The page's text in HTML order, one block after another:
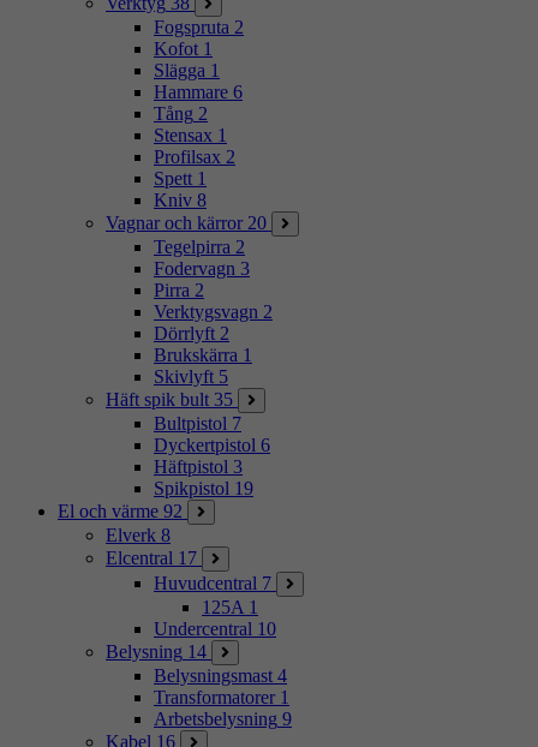
Fogspruta 2
Kofot 1
Slägga 1
Hammare 6
Tång 2
Stensax 1
Profilsax 2
Spett 1
Kniv 8
Vagnar och kärror 20
Tegelpirra 2
Fodervagn 3
Pirra 2
Verktygsvagn 2
Dörrlyft 2
Brukskärra 1
Skivlyft 5
Häft spik bult 35
Bultpistol 7
Dyckertpistol 6
Häftpistol 3
Spikpistol 19
El och värme 92
Elverk 8
Elcentral 17
Huvudcentral 7
125A 1
Undercentral 10
Belysning 14
Belysningsmast 4
Transformatorer 1
Arbetsbelysning 9
Kabel 16